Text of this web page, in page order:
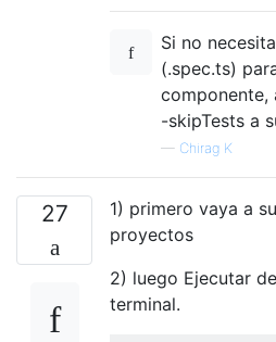
Si no
(.spec.ts)
componente,
-skipTests a
— Chirag K
27
1) primero vaya a
proyectos
2) luego Ejecutar
terminal.